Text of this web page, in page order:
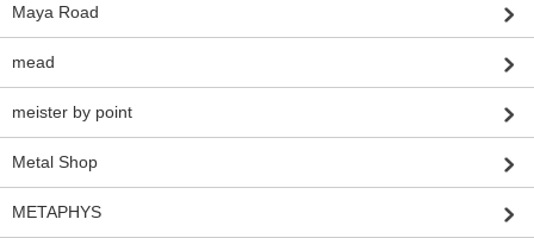
Maya Road
mead
meister by point
Metal Shop
METAPHYS